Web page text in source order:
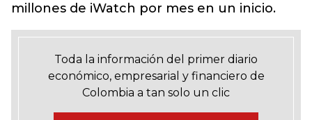
millones de iWatch por mes en un inicio.
Toda la información del primer diario
económico, empresarial y financiero de
Colombia a tan solo un clic